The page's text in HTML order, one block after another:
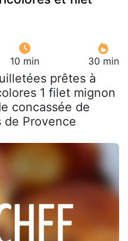
10 min 30 min
prêtes à
1 filet mignon
concassée de
de Provence